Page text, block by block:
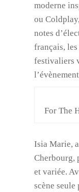
moderne
ou
notes
français,
festivaliers
For The
Isia Marie,
Cherbourg,
et variée.
scène seule